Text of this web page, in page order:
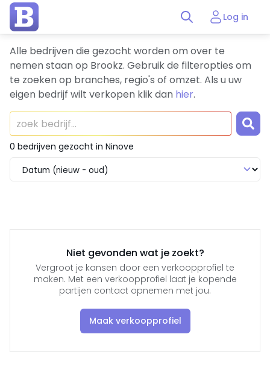
Log in
Alle bedrijven die gezocht worden om over te
nemen staan op Brookz. Gebruik de filteropties om
te zoeken op branches, regio's of omzet. Als u uw
eigen bedrijf wilt verkopen klik dan hier.
0 bedrijven gezocht in Ninove
Niet gevonden wat je zoekt?
Vergroot je kansen door een verkoopprofiel te
maken. Met een verkoopprofiel laat je kopende
partijen contact opnemen met jou.
Maak verkoopprofiel